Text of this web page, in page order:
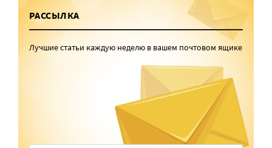
РАССЫЛКА
Лучшие статьи каждую неделю в вашем почтовом ящике